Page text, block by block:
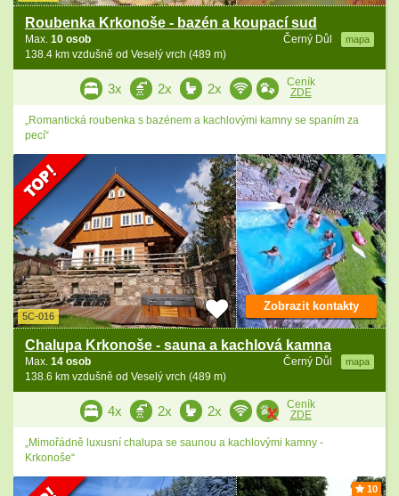
Roubenka Krkonoše - bazén a koupací sud
Černý Důl mapa
Max. 10 osob
138.4 km vzdušně od Veselý vrch (489 m)
3x 2x 2x
Ceník
ZDE
„Romantická roubenka s bazénem a kachlovými kamny se spaním za
pecí“
5C-016
Chalupa Krkonoše - sauna a kachlová kamna
Černý Důl mapa
Max. 14 osob
138.6 km vzdušně od Veselý vrch (489 m)
Zobrazit kontakty
4x 2x 2x
Ceník
ZDE
„Mimořádně luxusní chalupa se saunou a kachlovými kamny -
Krkonoše“
10